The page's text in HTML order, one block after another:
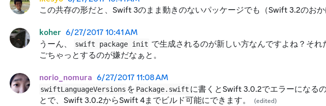
この共存の形だと、Swift 3のまま動きのないパッケージでも（Swift 3.2のお
koher 6/27/2017 10:41 AM
うーん、 swift package init で生成されるのが新しい方なんですよね？そ
ごちゃっとするのが嫌だなぁと。
norio_nomura 6/27/2017 11:08 AM
swiftLanguageVersions を Package.swift に書くとSwift 3.0.2でエラーになるの
とで、Swift 3.0.2からSwift 4までビルド可能にできます。
(edited)